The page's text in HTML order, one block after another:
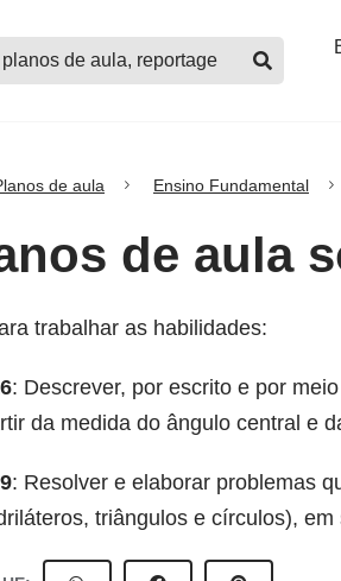
de aula Ensino Fundamental
de aula
trabalhar as habilidades:
: Descrever, por escrito e por
da medida do ângulo central e
: Resolver e elaborar problemas
triângulos e círculos),